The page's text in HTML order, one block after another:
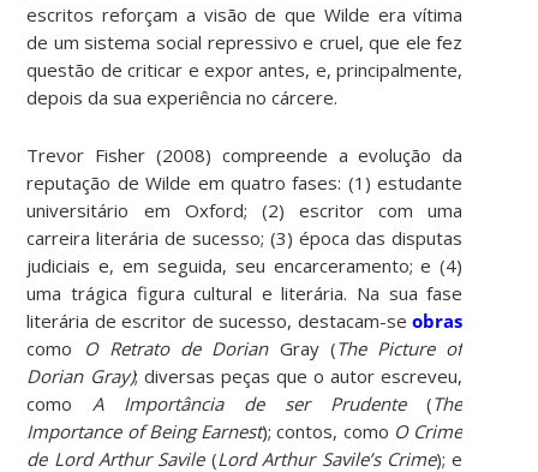
escritos reforçam a visão de que Wilde era vítima
de um sistema social repressivo e cruel, que ele fez
questão de criticar e expor antes, e, principalmente,
depois da sua experiência no cárcere.
Trevor Fisher (2008) compreende a evolução da
reputação de Wilde em quatro fases: (1) estudante
universitário em Oxford; (2) escritor com uma
carreira literária de sucesso; (3) época das disputas
judiciais e, em seguida, seu encarceramento; e (4)
uma trágica figura cultural e literária. Na sua fase
literária de escritor de sucesso, destacam-seobras
como
O Retrato de DorianGray (The Picture of
Dorian Gray); diversas peças que o autor escreveu,
como A Importância de ser Prudente(The
Importance of Being Earnest); contos, como O Crime
de Lord Arthur Savile(Lord Arthur Savile’s Crime); e